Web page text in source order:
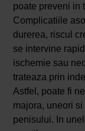
poate preveni in
Complicatiile
durerea, riscul
se intervine
ischemie sau
trateaza prin
Astfel, poate fi
majora, uneori
penisului. In